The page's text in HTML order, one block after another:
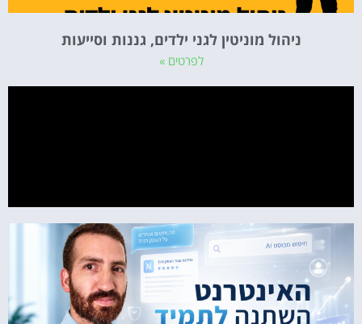
ניהול מוניטין לגני ילדים, גננות וסייעות
לפרטים »